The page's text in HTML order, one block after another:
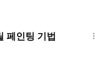
페인팅 기법